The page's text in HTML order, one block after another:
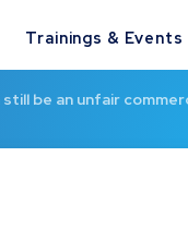
Trainings & Events
be an unfair